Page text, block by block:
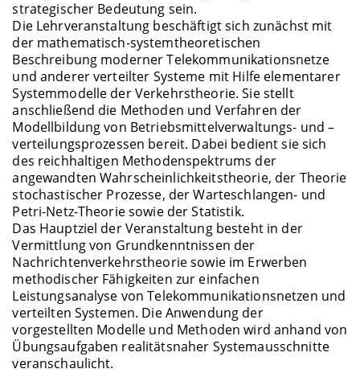
strategischer Bedeutung sein.
Die Lehrveranstaltung beschäftigt sich zunächst mit
der mathematisch-systemtheoretischen
Beschreibung moderner Telekommunikationsnetze
und anderer verteilter Systeme mit Hilfe elementarer
Systemmodelle der Verkehrstheorie. Sie stellt
anschließend die Methoden und Verfahren der
Modellbildung von Betriebsmittelverwaltungs- und –
verteilungsprozessen bereit. Dabei bedient sie sich
des reichhaltigen Methodenspektrums der
angewandten Wahrscheinlichkeitstheorie, der Theorie
stochastischer Prozesse, der Warteschlangen- und
Petri-Netz-Theorie sowie der Statistik.
Das Hauptziel der Veranstaltung besteht in der
Vermittlung von Grundkenntnissen der
Nachrichtenverkehrstheorie sowie im Erwerben
methodischer Fähigkeiten zur einfachen
Leistungsanalyse von Telekommunikationsnetzen und
verteilten Systemen. Die Anwendung der
vorgestellten Modelle und Methoden wird anhand von
Übungsaufgaben realitätsnaher Systemausschnitte
veranschaulicht.